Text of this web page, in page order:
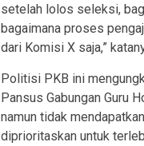
setelah lolos seleksi,
bagaimana proses
dari Komisi X saja,”
Politisi PKB ini
Pansus Gabungan Guru
namun tidak
diprioritaskan untuk